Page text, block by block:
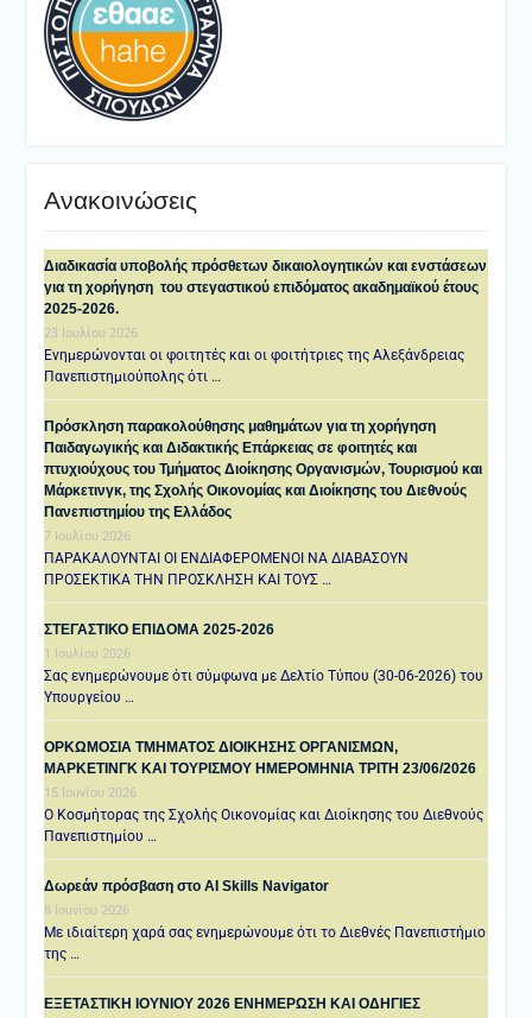
Ανακοινώσεις
Διαδικασία υποβολής πρόσθετων δικαιολογητικών και ενστάσεων
για τη χορήγηση του στεγαστικού επιδόματος ακαδημαϊκού έτους
2025-2026.
23 Ιουλίου 2026
Ενημερώνονται οι φοιτητές και οι φοιτήτριες της Αλεξάνδρειας
Πανεπιστημιούπολης ότι …
Πρόσκληση παρακολούθησης μαθημάτων για τη χορήγηση
Παιδαγωγικής και Διδακτικής Επάρκειας σε φοιτητές και
πτυχιούχους του Τμήματος Διοίκησης Οργανισμών, Τουρισμού και
Μάρκετινγκ, της Σχολής Οικονομίας και Διοίκησης του Διεθνούς
Πανεπιστημίου της Ελλάδος
7 Ιουλίου 2026
ΠΑΡΑΚΑΛΟΥΝΤΑΙ ΟΙ ΕΝΔΙΑΦΕΡΟΜΕΝΟΙ ΝΑ ΔΙΑΒΑΣΟΥΝ
ΠΡΟΣΕΚΤΙΚΑ ΤΗΝ ΠΡΟΣΚΛΗΣΗ ΚΑΙ ΤΟΥΣ …
ΣΤΕΓΑΣΤΙΚΟ ΕΠΙΔΟΜΑ 2025-2026
1 Ιουλίου 2026
Σας ενημερώνουμε ότι σύμφωνα με Δελτίο Τύπου (30-06-2026) του
Υπουργείου …
ΟΡΚΩΜΟΣΙΑ ΤΜΗΜΑΤΟΣ ΔΙΟΙΚΗΣΗΣ ΟΡΓΑΝΙΣΜΩΝ,
ΜΑΡΚΕΤΙΝΓΚ ΚΑΙ ΤΟΥΡΙΣΜΟΥ ΗΜΕΡΟΜΗΝΙΑ TΡΙΤΗ 23/06/2026
15 Ιουνίου 2026
Ο Κοσμήτορας της Σχολής Οικονομίας και Διοίκησης του Διεθνούς
Πανεπιστημίου …
Δωρεάν πρόσβαση στο AI Skills Navigator
8 Ιουνίου 2026
Με ιδιαίτερη χαρά σας ενημερώνουμε ότι το Διεθνές Πανεπιστήμιο
της …
ΕΞΕΤΑΣΤΙΚΗ IOYNIOY 2026 ΕΝΗΜΕΡΩΣΗ ΚΑΙ ΟΔΗΓΙΕΣ